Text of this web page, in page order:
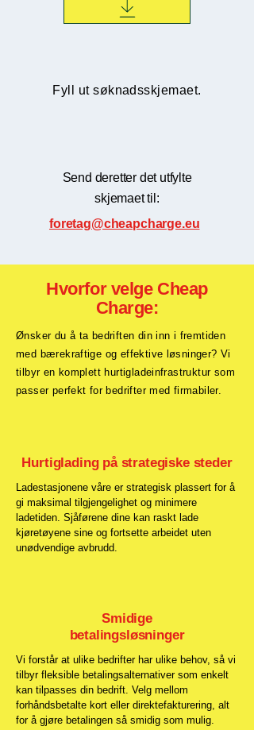
Fyll ut søknadsskjemaet.
Send deretter det utfylte
skjemaet til:
foretag@cheapcharge.eu
Hvorfor velge Cheap
Charge:
Ønsker du å ta bedriften din inn i fremtiden
med bærekraftige og effektive løsninger? Vi
tilbyr en komplett hurtigladeinfrastruktur som
passer perfekt for bedrifter med firmabiler.
Hurtiglading på strategiske steder
Ladestasjonene våre er strategisk plassert for å
gi maksimal tilgjengelighet og minimere
ladetiden. Sjåførene dine kan raskt lade
kjøretøyene sine og fortsette arbeidet uten
unødvendige avbrudd.
Smidige
betalingsløsninger
Vi forstår at ulike bedrifter har ulike behov, så vi
tilbyr fleksible betalingsalternativer som enkelt
kan tilpasses din bedrift. Velg mellom
forhåndsbetalte kort eller direktefakturering, alt
for å gjøre betalingen så smidig som mulig.